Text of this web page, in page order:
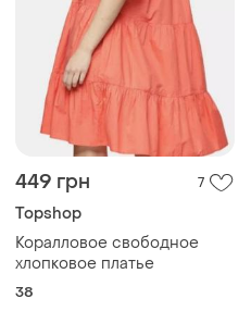
449 грн 7
Topshop
Коралловое свободное
хлопковое платье
38